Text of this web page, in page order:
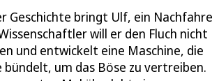
Geschichte bringt Ulf, ein Nachfahre
will er den Fluch nicht
und entwickelt eine Maschine, die
bündelt, um das Böse zu vertreiben.